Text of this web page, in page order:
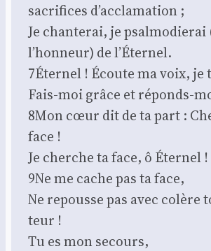
sacri­fices d’acclamation ;
Je chan­te­rai, je psal­mo­die­rai
l’honneur) de l’Éternel.
7Éternel ! Écoute ma voix, je
Fais-moi grâce et réponds-
8Mon cœur dit de ta part :
face !
Je cherche ta face, ô Éter­nel !
9Ne me cache pas ta face,
Ne repousse pas avec colère
teur !
Tu es mon secours,